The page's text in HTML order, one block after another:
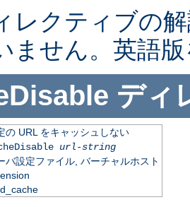
レクティブの
ません。英語
ディ
の URL をキャッシュしない
url-string
バ設定ファイル, バーチャルホスト